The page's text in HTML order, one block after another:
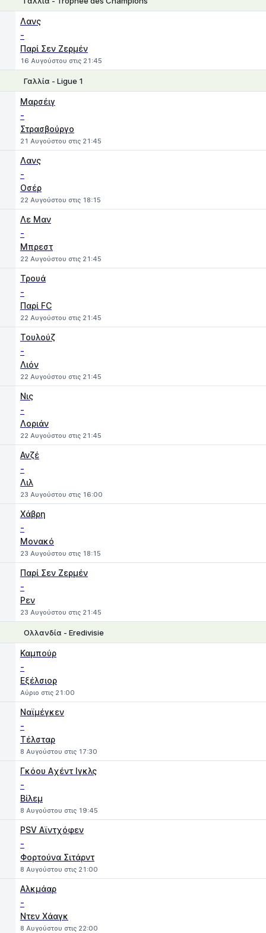
Λανς
-
Παρί Σεν Ζερμέν
16 Αυγούστου στις 21:45
Γαλλία - Ligue 1
Μαρσέιγ
-
Στρασβούργο
21 Αυγούστου στις 21:45
Λανς
-
Οσέρ
22 Αυγούστου στις 18:15
Λε Μαν
-
Μπρεστ
22 Αυγούστου στις 21:45
Τρουά
-
Παρί FC
22 Αυγούστου στις 21:45
Τουλούζ
-
Λιόν
22 Αυγούστου στις 21:45
Νις
-
Λοριάν
22 Αυγούστου στις 21:45
Ανζέ
-
Λιλ
23 Αυγούστου στις 16:00
Χάβρη
-
Μονακό
23 Αυγούστου στις 18:15
Παρί Σεν Ζερμέν
-
Ρεν
23 Αυγούστου στις 21:45
Ολλανδία - Eredivisie
Καμπούρ
-
Εξέλσιορ
Αύριο στις 21:00
Ναϊμέγκεν
-
Τέλσταρ
8 Αυγούστου στις 17:30
Γκόου Aχέντ Ιγκλς
-
Βίλεμ
8 Αυγούστου στις 19:45
PSV Αϊντχόφεν
-
Φορτούνα Σιτάρντ
8 Αυγούστου στις 21:00
Αλκμάαρ
-
Ντεν Χάαγκ
8 Αυγούστου στις 22:00